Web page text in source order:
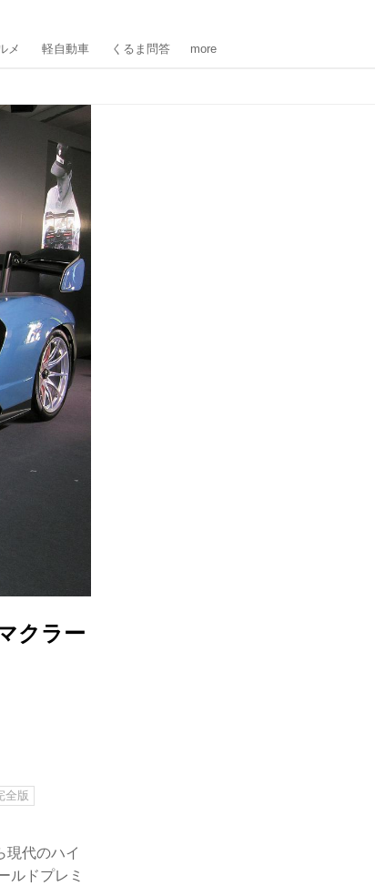
メ 軽自動車 くるま問答 more
クラー
全版
現代のハイ
ルドプレミ